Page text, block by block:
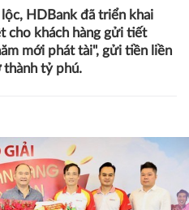
lộc, HDBank đã triển khai
cho khách hàng gửi tiết
mới phát tài", gửi tiền liền
tỷ phú.